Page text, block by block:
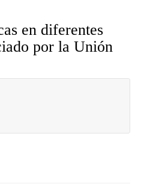
en diferentes
por la Unión